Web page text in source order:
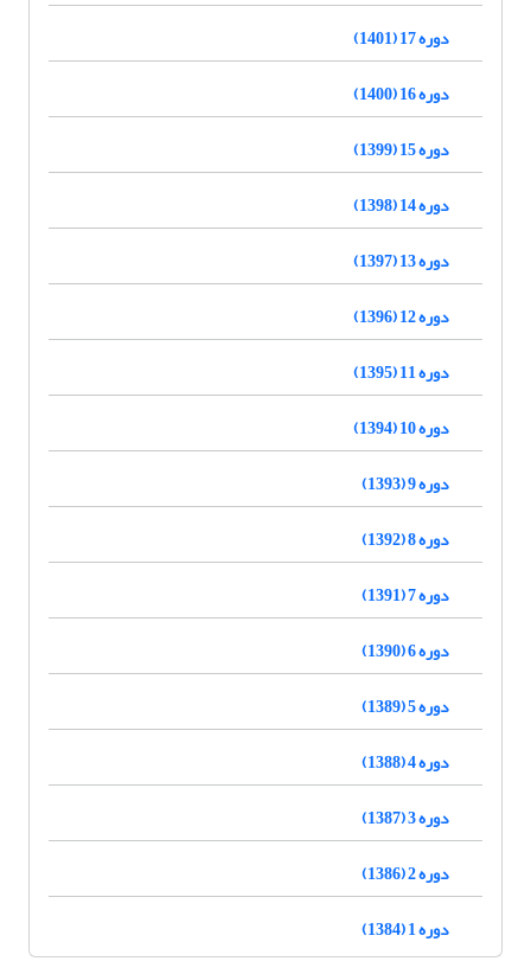
دوره 17 (1401)
دوره 16 (1400)
دوره 15 (1399)
دوره 14 (1398)
دوره 13 (1397)
دوره 12 (1396)
دوره 11 (1395)
دوره 10 (1394)
دوره 9 (1393)
دوره 8 (1392)
دوره 7 (1391)
دوره 6 (1390)
دوره 5 (1389)
دوره 4 (1388)
دوره 3 (1387)
دوره 2 (1386)
دوره 1 (1384)